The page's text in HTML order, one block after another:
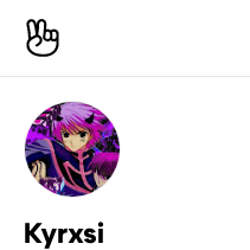
Kyrxsi